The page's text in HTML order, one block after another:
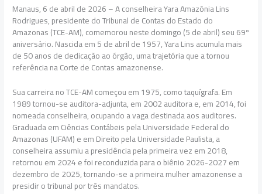
Manaus, 6 de abril de 2026 – A conselheira Yara Amazônia Lins
Rodrigues, presidente do Tribunal de Contas do Estado do
Amazonas (TCE-AM), comemorou neste domingo (5 de abril) seu 69º
aniversário. Nascida em 5 de abril de 1957, Yara Lins acumula mais
de 50 anos de dedicação ao órgão, uma trajetória que a tornou
referência na Corte de Contas amazonense.
Sua carreira no TCE-AM começou em 1975, como taquígrafa. Em
1989 tornou-se auditora-adjunta, em 2002 auditora e, em 2014, foi
nomeada conselheira, ocupando a vaga destinada aos auditores.
Graduada em Ciências Contábeis pela Universidade Federal do
Amazonas (UFAM) e em Direito pela Universidade Paulista, a
conselheira assumiu a presidência pela primeira vez em 2018,
retornou em 2024 e foi reconduzida para o biênio 2026-2027 em
dezembro de 2025, tornando-se a primeira mulher amazonense a
presidir o tribunal por três mandatos.